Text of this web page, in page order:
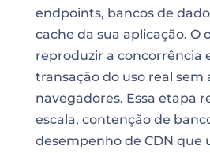
endpoints, bancos de
cache da sua aplicação. O
reproduzir a concorrência
transação do uso real sem
navegadores. Essa etapa
escala, contenção de
desempenho de CDN que